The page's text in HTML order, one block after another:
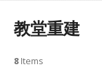
教堂重建
8 Items